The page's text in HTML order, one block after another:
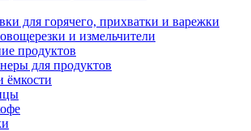
для горячего, прихватки и варежки
и измельчители
продуктов
для продуктов
ёмкости